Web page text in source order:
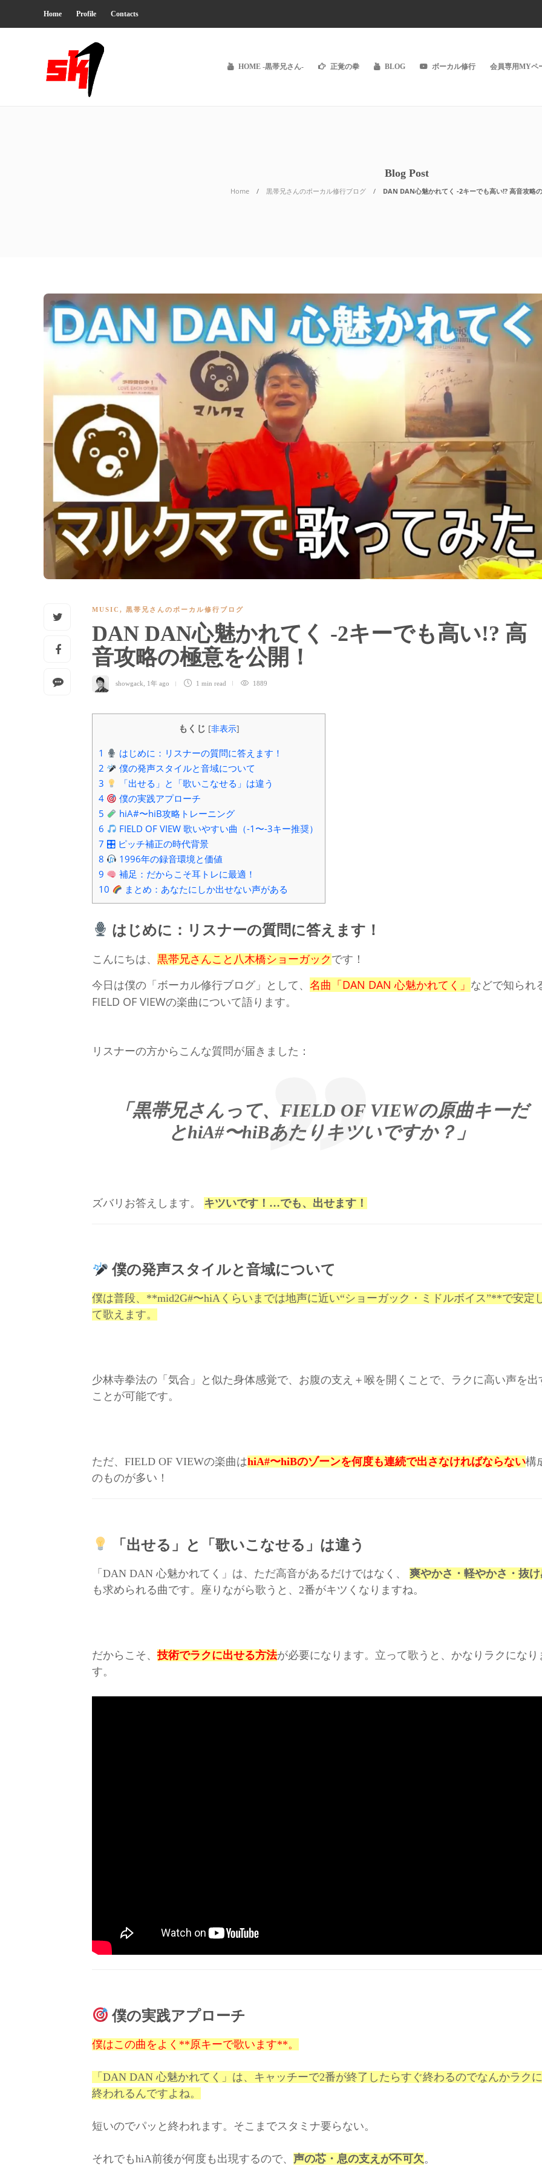
Home Profile Contacts
HOME -黒帯兄さん- 正覚の拳 BLOG ボーカル修行 会員専用MYペ
Blog Post
Home 黒帯兄さんのボーカル修行ブログ DAN DAN心魅かれてく -2キーでも高い!? 高音攻略
MUSIC , 黒帯兄さんのボーカル修行ブログ
DAN DAN心魅かれてく -2キーでも高い!? 高
音攻略の極意を公開！
showgack 1年 ago 1 min read 1889
もくじ [非表示]
1
はじめに：リスナーの質問に答えます！
2
僕の発声スタイルと音域について
3
「出せる」と「歌いこなせる」は違う
4
僕の実践アプローチ
5
hiA#〜hiB攻略トレーニング
6
FIELD OF VIEW 歌いやすい曲（-1〜-3キー推奨）
7 🎛 ピッチ補正の時代背景
8
1996年の録音環境と価値
9
補足：だからこそ耳トレに最適！
10
まとめ：あなたにしか出せない声がある
はじめに：リスナーの質問に答えます！
こんにちは、 黒帯兄さんこと八木橋ショーガック です！
今日は僕の「ボーカル修行ブログ」として、 名曲「DAN DAN 心魅かれてく」 などで知られ
FIELD OF VIEWの楽曲について語ります。
リスナーの方からこんな質問が届きました：
「黒帯兄さんって、FIELD OF VIEWの原曲キーだ
とhiA#〜hiBあたりキツいですか？」
ズバリお答えします。 キツいです！…でも、出せます！
僕の発声スタイルと音域について
僕は普段、**mid2G#〜hiAくらいまでは地声に近い“ショーガック・ミドルボイス”**で安定
て歌えます。
少林寺拳法の「気合」と似た身体感覚で、お腹の支え＋喉を開くことで、ラクに高い声を出
ことが可能です。
ただ、FIELD OF VIEWの楽曲はhiA#〜hiBのゾーンを何度も連続で出さなければならない構
のものが多い！
「出せる」と「歌いこなせる」は違う
「DAN DAN 心魅かれてく」は、ただ高音があるだけではなく、 爽やかさ・軽やかさ・抜
も求められる曲です。座りながら歌うと、2番がキツくなりますね。
だからこそ、技術でラクに出せる方法が必要になります。立って歌うと、かなりラクになり
す。
僕の実践アプローチ
僕はこの曲をよく**原キーで歌います**。
「DAN DAN 心魅かれてく」は、キャッチーで2番が終了したらすぐ終わるのでなんかラクに
終われるんですよね。
短いのでパッと終われます。そこまでスタミナ要らない。
それでもhiA前後が何度も出現するので、 声の芯・息の支えが不可欠。